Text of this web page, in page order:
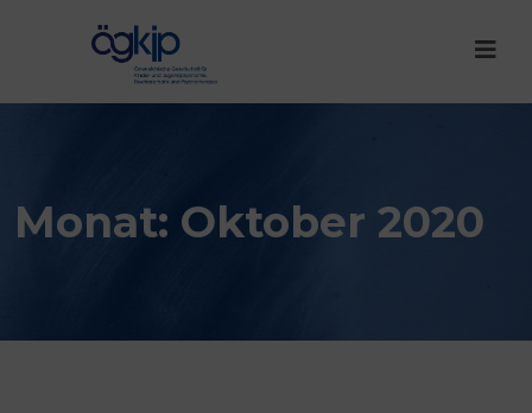
Monat: Oktober 2020